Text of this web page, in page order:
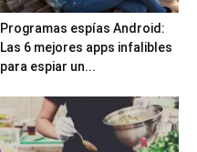
Programas espías Android:
Las 6 mejores apps infalibles
para espiar un...